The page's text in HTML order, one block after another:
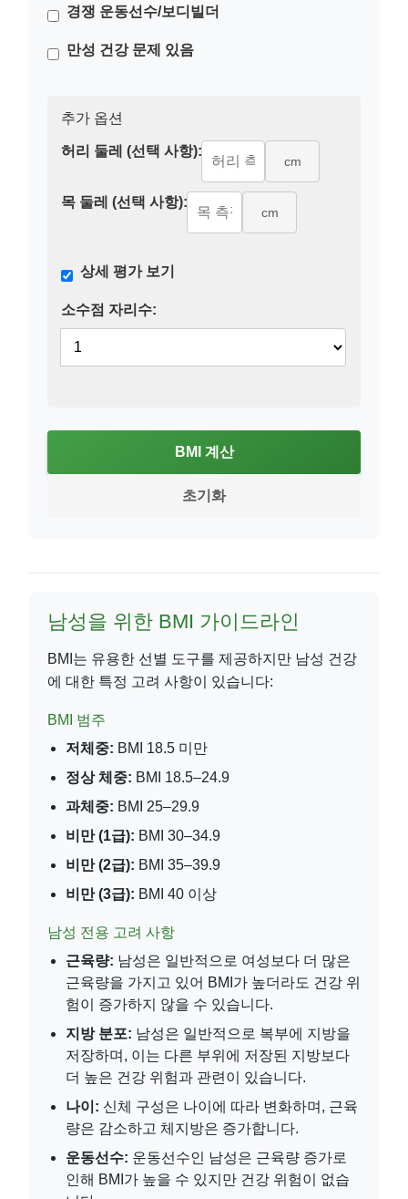
경쟁 운동선수/보디빌더
만성 건강 문제 있음
추가 옵션
허리 둘레 (선택 사항):
cm
목 둘레 (선택 사항):
cm
상세 평가 보기
소수점 자리수:
BMI 계산
초기화
남성을 위한 BMI 가이드라인
BMI는 유용한 선별 도구를 제공하지만 남성 건강
에 대한 특정 고려 사항이 있습니다:
BMI 범주
저체중: BMI 18.5 미만
정상 체중: BMI 18.5–24.9
과체중: BMI 25–29.9
비만 (1급): BMI 30–34.9
비만 (2급): BMI 35–39.9
비만 (3급): BMI 40 이상
남성 전용 고려 사항
근육량: 남성은 일반적으로 여성보다 더 많은
근육량을 가지고 있어 BMI가 높더라도 건강 위
험이 증가하지 않을 수 있습니다.
지방 분포: 남성은 일반적으로 복부에 지방을
저장하며, 이는 다른 부위에 저장된 지방보다
더 높은 건강 위험과 관련이 있습니다.
나이: 신체 구성은 나이에 따라 변화하며, 근육
량은 감소하고 체지방은 증가합니다.
운동선수: 운동선수인 남성은 근육량 증가로
인해 BMI가 높을 수 있지만 건강 위험이 없습